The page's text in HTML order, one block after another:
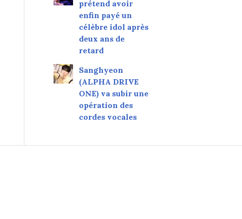
prétend avoir
enfin payé un
célèbre idol après
deux ans de
retard
Sanghyeon
(ALPHA DRIVE
ONE) va subir une
opération des
cordes vocales